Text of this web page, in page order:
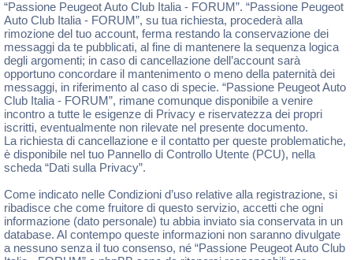
“Passione Peugeot Auto Club Italia - FORUM”. “Passione Peugeot
Auto Club Italia - FORUM”, su tua richiesta, procederà alla
rimozione del tuo account, ferma restando la conservazione dei
messaggi da te pubblicati, al fine di mantenere la sequenza logica
degli argomenti; in caso di cancellazione dell’account sarà
opportuno concordare il mantenimento o meno della paternità dei
messaggi, in riferimento al caso di specie. “Passione Peugeot Auto
Club Italia - FORUM”, rimane comunque disponibile a venire
incontro a tutte le esigenze di Privacy e riservatezza dei propri
iscritti, eventualmente non rilevate nel presente documento.
La richiesta di cancellazione e il contatto per queste problematiche,
è disponibile nel tuo Pannello di Controllo Utente (PCU), nella
scheda “Dati sulla Privacy”.
Come indicato nelle Condizioni d’uso relative alla registrazione, si
ribadisce che come fruitore di questo servizio, accetti che ogni
informazione (dato personale) tu abbia inviato sia conservata in un
database. Al contempo queste informazioni non saranno divulgate
a nessuno senza il tuo consenso, né “Passione Peugeot Auto Club